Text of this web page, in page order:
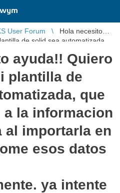
User Forum
Hola necesito
de solid sea automatizada,
ayuda!! Quiero
plantilla de
que
la informacion
al importarla en
esos datos
ya intente